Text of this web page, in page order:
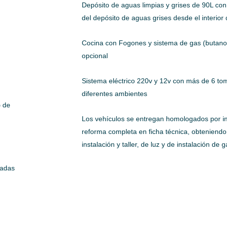
de
Depósito de aguas limpias y grises de 90L
del depósito de aguas grises desde el interior
Cocina con Fogones y sistema de gas
opcional
Sistema eléctrico 220v y 12v con más de 6
diferentes ambientes
Los vehículos se entregan homologados por
reforma completa en ficha técnica,
instalación y taller, de luz y de instalación de